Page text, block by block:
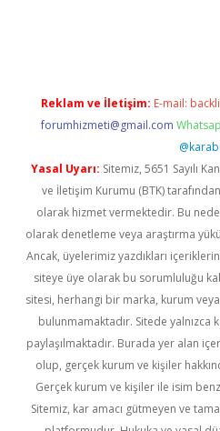
Reklam ve İletişim: E-mail:
forumhizmeti@gmail.com
Yasal Uyarı: Sitemiz, 5651 Sayılı
ve İletişim Kurumu (BTK)
olarak hizmet vermektedir. Bu
olarak denetleme veya araştırma
Ancak, üyelerimiz yazdıkları
siteye üye olarak bu sorumluluğu
sitesi, herhangi bir marka, kurum
bulunmamaktadır. Sitede yalnızca
paylaşılmaktadır. Burada yer alan
olup, gerçek kurum ve kişiler
Gerçek kurum ve kişiler ile isim
Sitemiz, kar amacı gütmeyen ve